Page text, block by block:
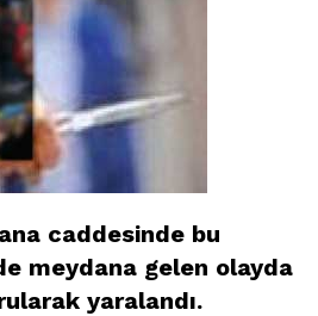
caddesinde bu
meydana gelen olayda
yaralandı.